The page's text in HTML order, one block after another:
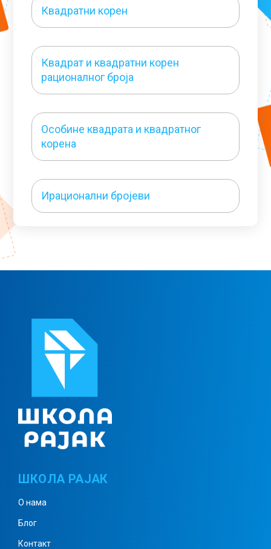
Квадратни корен
Квадрат и квадратни корен
рационалног броја
Особине квадрата и квадратног
корена
Ирационални бројеви
Примена квадрата и квадратног
корена
Скуп реалних бројева –
понављање
Питагорина теорема
ШКОЛА РАЈАК
О нама
Блог
Контакт